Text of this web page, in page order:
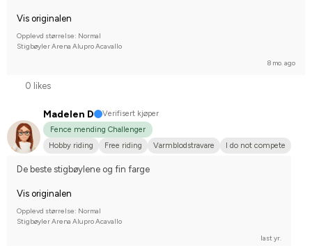
Vis originalen
Opplevd størrelse: Normal
Stigbøyler Arena Alupro Acavallo
8 mo. ago
0 likes
Madelen D
Verifisert kjøper
Fence mending Challenger
Hobby riding
Free riding Varmblodstravare I do not compete
De beste stigbøylene og fin farge
Vis originalen
Opplevd størrelse: Normal
Stigbøyler Arena Alupro Acavallo
last yr.